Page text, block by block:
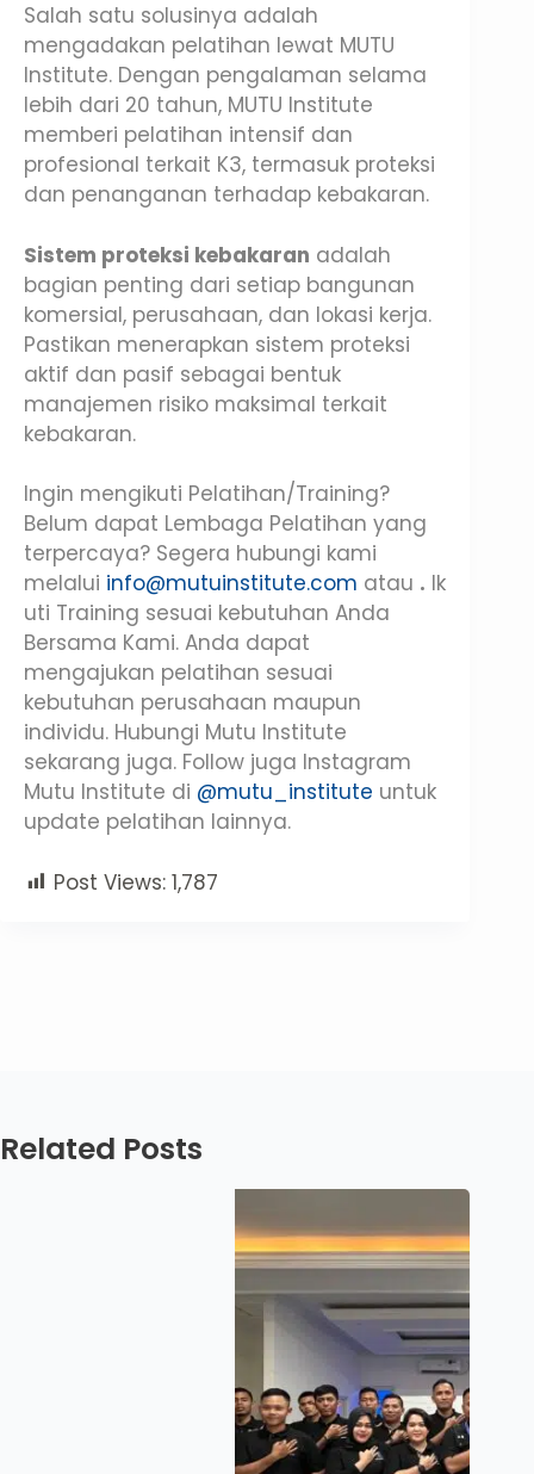
Salah satu solusinya adalah
mengadakan pelatihan lewat MUTU
Institute. Dengan pengalaman selama
lebih dari 20 tahun, MUTU Institute
memberi pelatihan intensif dan
profesional terkait K3, termasuk proteksi
dan penanganan terhadap kebakaran.
Sistem proteksi kebakaran adalah
bagian penting dari setiap bangunan
komersial, perusahaan, dan lokasi kerja.
Pastikan menerapkan sistem proteksi
aktif dan pasif sebagai bentuk
manajemen risiko maksimal terkait
kebakaran.
Ingin mengikuti Pelatihan/Training?
Belum dapat Lembaga Pelatihan yang
terpercaya? Segera hubungi kami
melalui info@mutuinstitute.com atau . Ik
uti Training sesuai kebutuhan Anda
Bersama Kami. Anda dapat
mengajukan pelatihan sesuai
kebutuhan perusahaan maupun
individu. Hubungi Mutu Institute
sekarang juga. Follow juga Instagram
Mutu Institute di @mutu_institute untuk
update pelatihan lainnya.
Post Views: 1,787
Related Posts